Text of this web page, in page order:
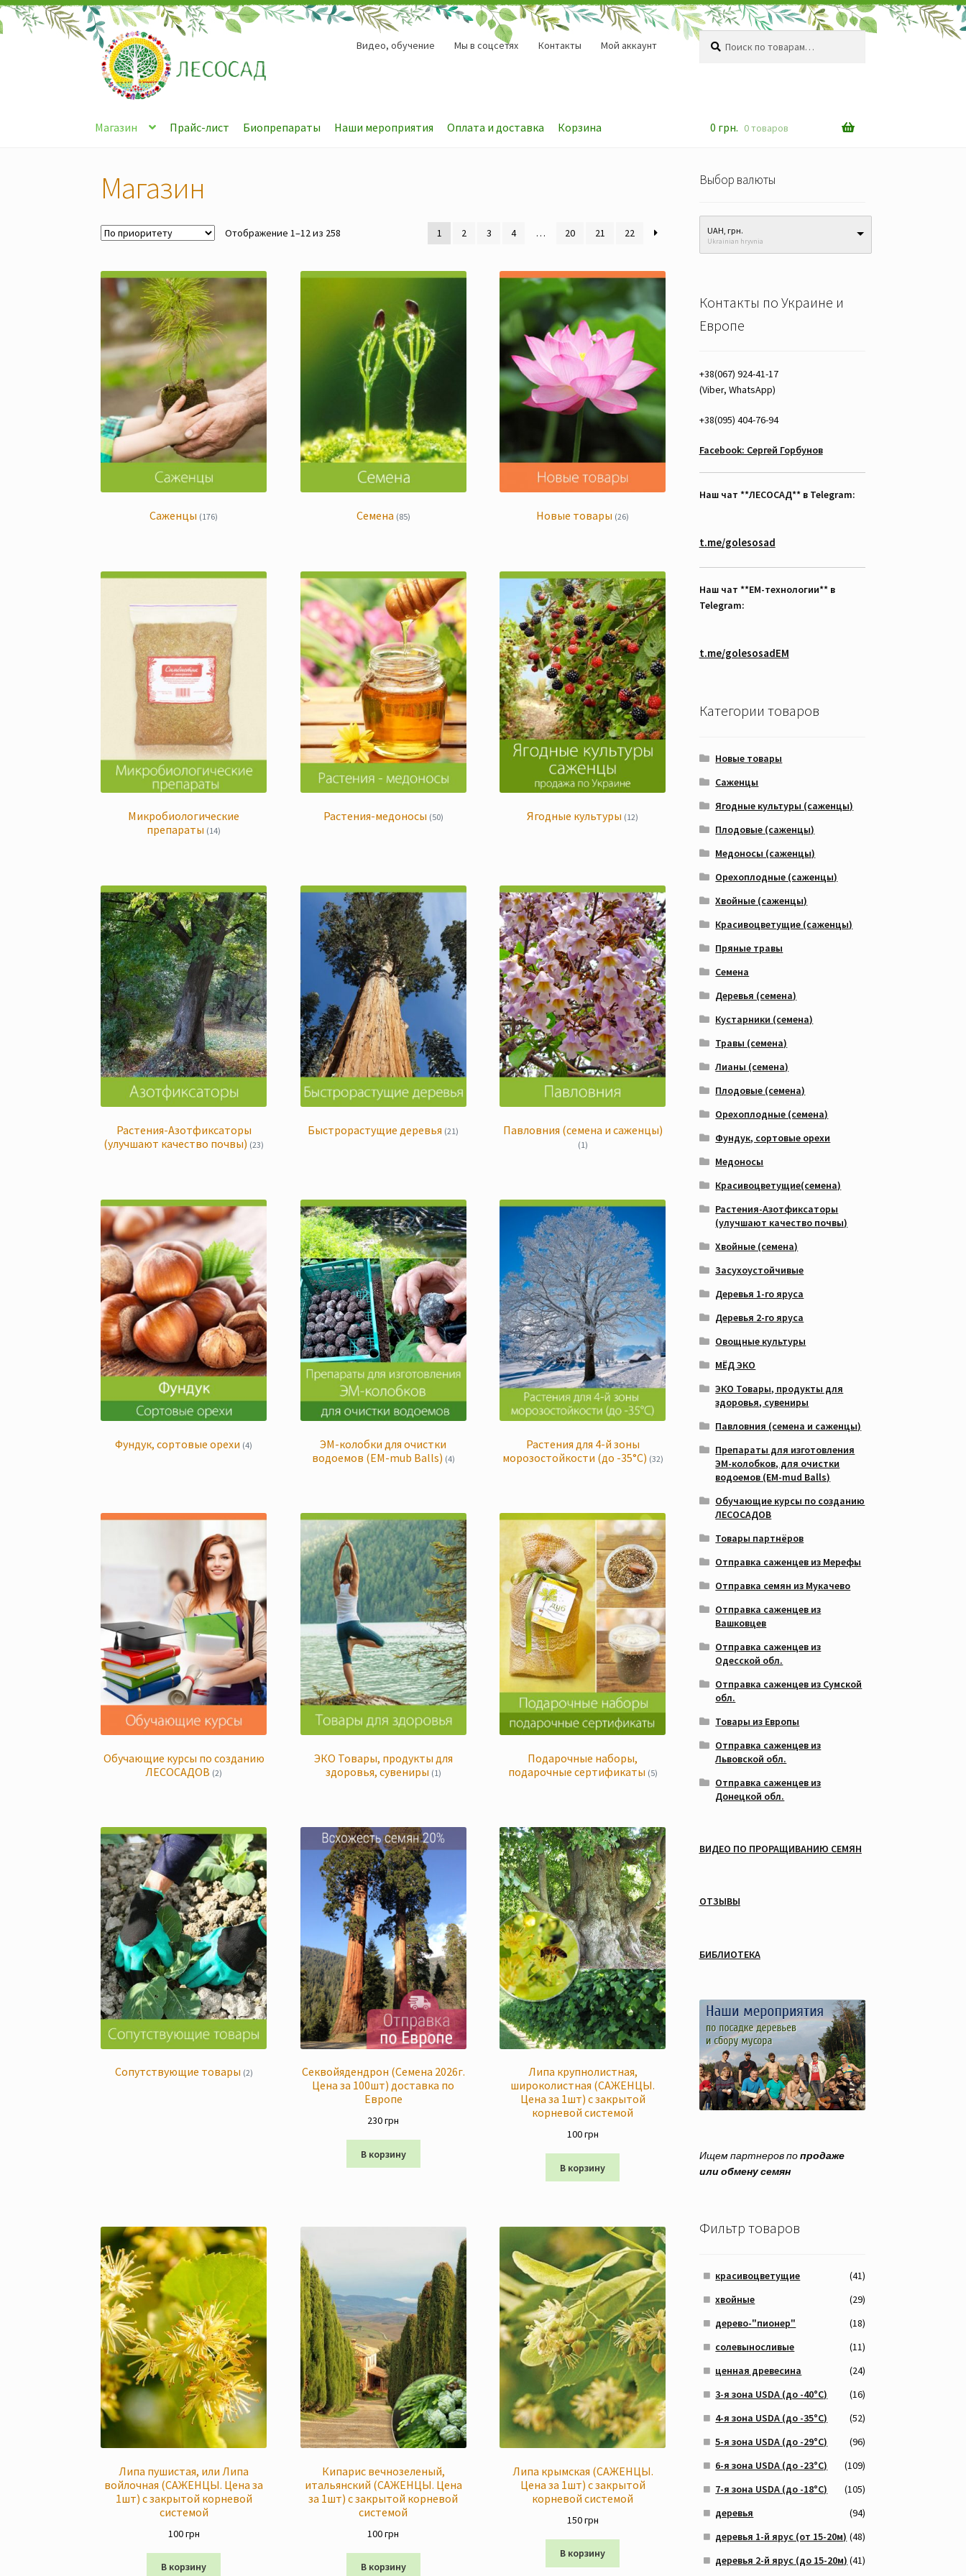
Перейти
к
навигации
Перейти
к
содержимому
Видео, обучение Мы в соцсетях Контакты Мой аккаунт
Искать:
Поиск
Магазин Прайс-лист Биопрепараты Наши мероприятия Оплата и доставка Корзина 0 грн. 0 товаров
Магазин
Отображение 1–12 из 258 1 2 3 4 … 20 21 22
Саженцы (176) Семена (85) Новые товары (26)
Микробиологические
препараты (14)
Растения-медоносы (50) Ягодные культуры (12)
Растения-Азотфиксаторы
(улучшают качество почвы) (23)
Быстрорастущие деревья (21) Павловния (семена и саженцы)
(1)
Фундук, сортовые орехи (4)
ЭМ-колобки для очистки
водоемов (EM-mub Balls) (4)
Растения для 4-й зоны
морозостойкости (до -35°C) (32)
Обучающие курсы по созданию
ЛЕСОСАДОВ (2)
ЭКО Товары, продукты для
здоровья, сувениры (1)
Подарочные наборы,
подарочные сертификаты (5)
Сопутствующие товары (2)
Секвойядендрон (Семена 2026г.
Цена за 100шт) доставка по
Европе
230грн
В корзину
Липа крупнолистная,
широколистная (САЖЕНЦЫ.
Цена за 1шт) с закрытой
корневой системой
100грн
В корзину
Липа пушистая, или Липа
войлочная (САЖЕНЦЫ. Цена за
1шт) с закрытой корневой
системой
100грн
В корзину
Кипарис вечнозеленый,
итальянский (САЖЕНЦЫ. Цена
за 1шт) с закрытой корневой
системой
100грн
В корзину
Липа крымская (САЖЕНЦЫ.
Цена за 1шт) с закрытой
корневой системой
150грн
В корзину
Выбор валюты
UAH, грн.
Ukrainian hryvnia
Контакты по Украине и
Европе
+38(067) 924-41-17
(Viber, WhatsApp)
+38(095) 404-76-94
Facebook: Сергей Горбунов
Наш чат **ЛЕСОСАД** в Telegram:
t.me/golesosad
Наш чат **EM-технологии** в
Telegram:
t.me/golesosadEM
Категории товаров
Новые товары
Саженцы
Ягодные культуры (саженцы)
Плодовые (саженцы)
Медоносы (саженцы)
Орехоплодные (саженцы)
Хвойные (саженцы)
Красивоцветущие (саженцы)
Пряные травы
Семена
Деревья (семена)
Кустарники (семена)
Травы (семена)
Лианы (семена)
Плодовые (семена)
Орехоплодные (семена)
Фундук, сортовые орехи
Медоносы
Красивоцветущие(семена)
Растения-Азотфиксаторы
(улучшают качество почвы)
Хвойные (семена)
Засухоустойчивые
Деревья 1-го яруса
Деревья 2-го яруса
Овощные культуры
МЁД ЭКО
ЭКО Товары, продукты для
здоровья, сувениры
Павловния (семена и саженцы)
Препараты для изготовления
ЭМ-колобков, для очистки
водоемов (EM-mud Balls)
Обучающие курсы по созданию
ЛЕСОСАДОВ
Товары партнёров
Отправка саженцев из Мерефы
Отправка семян из Мукачево
Отправка саженцев из
Вашковцев
Отправка саженцев из
Одесской обл.
Отправка саженцев из Сумской
обл.
Товары из Европы
Отправка саженцев из
Львовской обл.
Отправка саженцев из
Донецкой обл.
ВИДЕО ПО ПРОРАЩИВАНИЮ СЕМЯН
ОТЗЫВЫ
БИБЛИОТЕКА
Ищем партнеров попродаже
или обмену семян
Фильтр товаров
красивоцветущие
(41)
хвойные
(29)
дерево-"пионер"
(18)
солевыносливые
(11)
ценная древесина
(24)
3-я зона USDA (до -40°C)
(16)
4-я зона USDA (до -35°C)
(52)
5-я зона USDA (до -29°C)
(96)
6-я зона USDA (до -23°C)
(109)
7-я зона USDA (до -18°C)
(105)
деревья
(94)
деревья 1-й ярус (от 15-20м) (48)
деревья 2-й ярус (до 15-20м) (41)